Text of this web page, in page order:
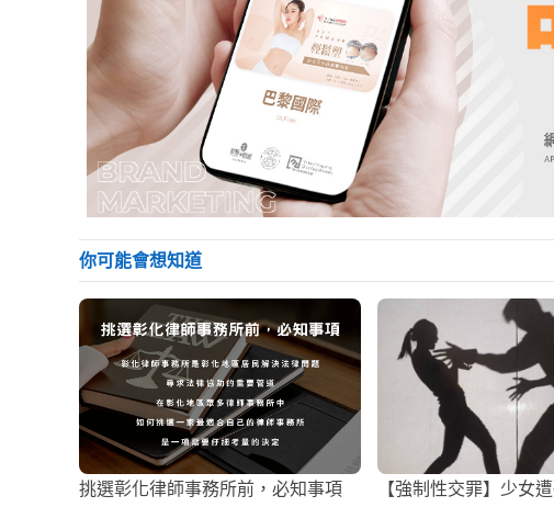
你可能會想知道
挑選彰化律師事務所前，必知事項
【強制性交罪】少女